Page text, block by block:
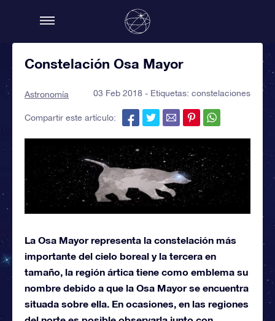
Constelación Osa Mayor
Astronomía 03 Feb 2018 - Etiquetas: constelaciones
Compartir este artículo:
La Osa Mayor representa la constelación más
importante del cielo boreal y la tercera en
tamaño, la región ártica tiene como emblema su
nombre debido a que la Osa Mayor se encuentra
situada sobre ella. En ocasiones, en las regiones